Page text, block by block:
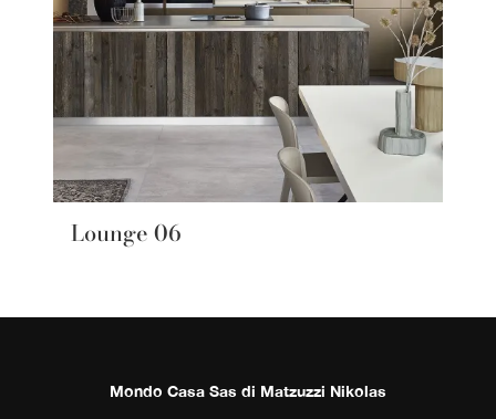
Lounge 06
Mondo Casa Sas di Matzuzzi Nikolas